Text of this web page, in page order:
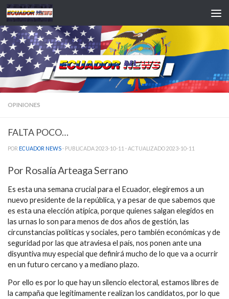
Saltar al contenido
OPINIONES
FALTA POCO…
POR ECUADOR NEWS · PUBLICADA2023-10-11 · ACTUALIZADO2023-10-11
Por Rosalía Arteaga Serrano
Es esta una semana crucial para el Ecuador, elegiremos a un
nuevo presidente de la república, y a pesar de que sabemos que
es esta una elección atípica, porque quienes salgan elegidos en
las urnas lo son para menos de dos años de gestión, las
circunstancias políticas y sociales, pero también económicas y de
seguridad por las que atraviesa el país, nos ponen ante una
disyuntiva muy especial que definirá mucho de lo que va a ocurrir
en un futuro cercano y a mediano plazo.
Por ello es por lo que hay un silencio electoral, estamos libres de
la campaña que legítimamente realizan los candidatos, por lo que